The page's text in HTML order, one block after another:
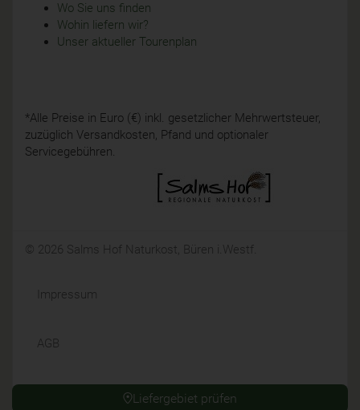
Liefergebiet prüfen
Wo Sie uns finden
Wohin liefern wir?
Unser aktueller Tourenplan
*Alle Preise in Euro (€) inkl. gesetzlicher Mehrwertsteuer,
zuzüglich Versandkosten, Pfand und optionaler
Servicegebühren.
© 2026 Salms Hof Naturkost, Büren i.Westf.
Impressum
AGB